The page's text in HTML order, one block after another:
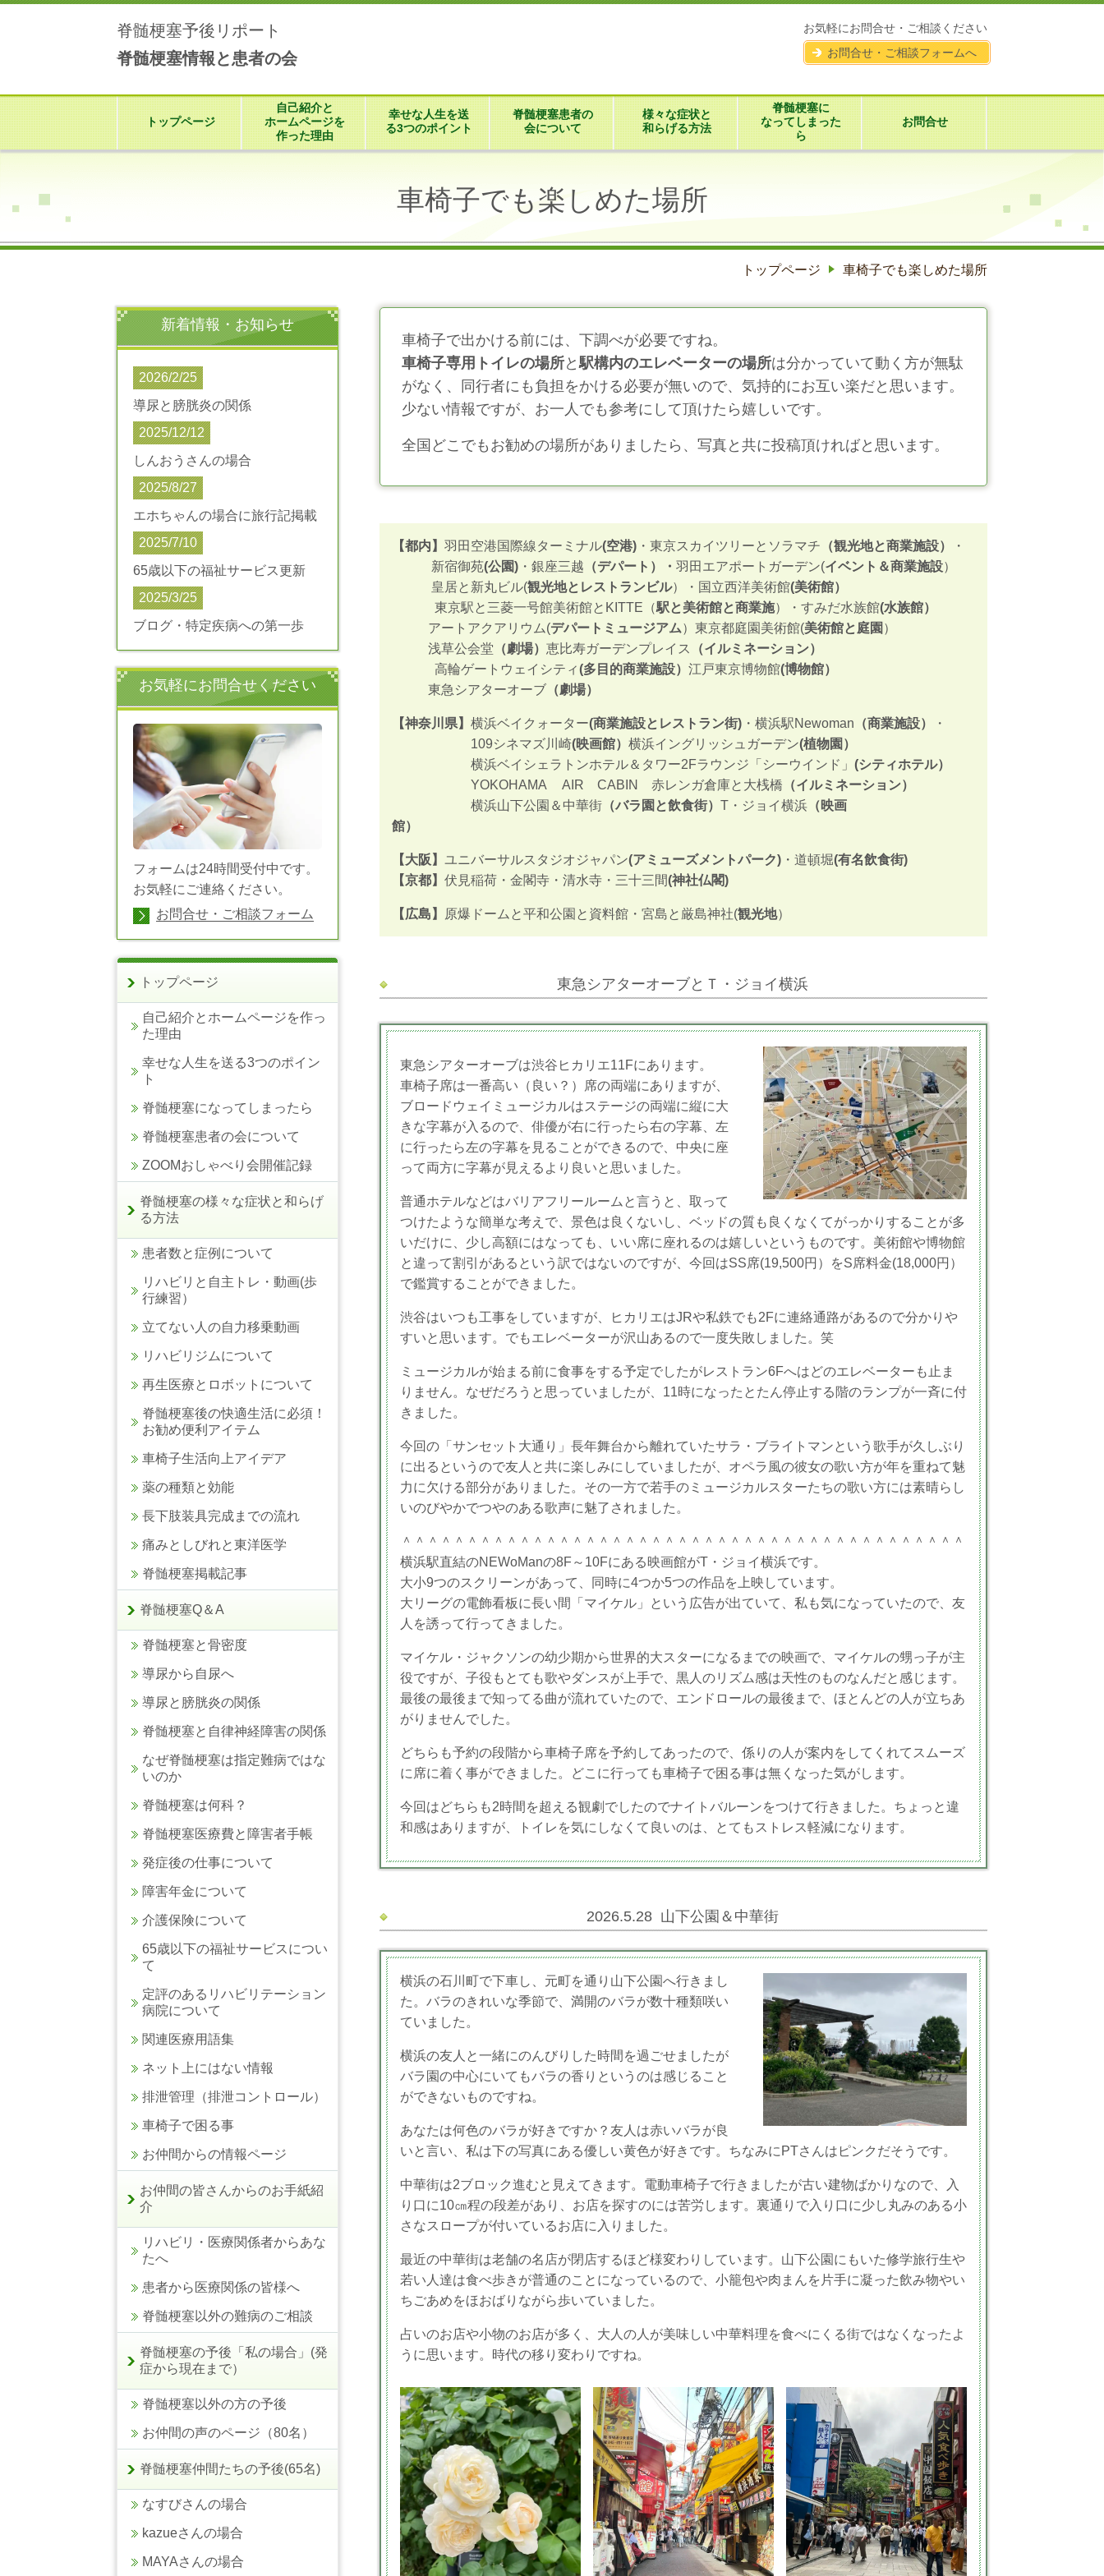
脊髄梗塞予後リポート
脊髄梗塞情報と患者の会
お気軽にお問合せ・ご相談ください
お問合せ・ご相談フォームへ
トップページ
自己紹介と
ホームページを
作った理由
幸せな人生を送
る3つのポイント
脊髄梗塞患者の
会について
様々な症状と
和らげる方法
脊髄梗塞に
なってしまった
ら
お問合せ
車椅子でも楽しめた場所
トップページ 車椅子でも楽しめた場所
車椅子で出かける前には、下調べが必要ですね。
車椅子専用トイレの場所と駅構内のエレベーターの場所は分かっていて動く方が無駄
がなく、同行者にも負担をかける必要が無いので、気持的にお互い楽だと思います。
少ない情報ですが、お一人でも参考にして頂けたら嬉しいです。
全国どこでもお勧めの場所がありましたら、写真と共に投稿頂ければと思います。
【都内】 羽田空港国際線ターミナル(空港) ・東京スカイツリーとソラマチ （観光地と商業施設）
・
新宿御苑(公園) ・銀座三越 （デパート）・ 羽田エアポートガーデン(イベント＆商業施設）
皇居と新丸ビル(観光地とレストランビル）・国立西洋美術館(美術館）
東京駅と三菱一号館美術館とKITTE（駅と美術館と商業施）​・すみだ水族館(水族館）
アートアクアリウム(デパートミュージアム）東京都庭園美術館(美術館と庭園 ）
浅草公会堂 （劇場） 恵比寿ガーデンプレイス
（イルミネーション）
高輪ゲートウェイシティ(多目的商業施設） 江戸東京博物館(博物館）
東急シアターオーブ （劇場）
【神奈川県】 横浜ベイクォーター(商業施設とレストラン街) ・横浜駅Newoman （商業施設）
・
109シネマズ川崎(映画館） 横浜イングリッシュガーデン(植物園）
横浜ベイシェラトンホテル＆タワー2Fラウンジ「シーウインド」 (シティホテル）
YOKOHAMA AIR CABIN 赤レンガ倉庫と大桟橋 （イルミネーション）
横浜山下公園＆中華街 （バラ園と飲食街） T・ジョイ横浜 （映画
館）
【大阪】 ユニバーサルスタジオジャパン(アミューズメントパーク) ・道頓堀(有名飲食街)
【京都】 伏見稲荷・金閣寺・清水寺・三十三間(神社仏閣)
【広島】 原爆ドームと平和公園と資料館・宮島と厳島神社(観光地）
東急シアターオーブとＴ・ジョイ横浜
東急シアターオーブは渋谷ヒカリエ11Fにあります。
車椅子席は一番高い（良い？）席の両端にありますが、
ブロードウェイミュージカルはステージの両端に縦に大
きな字幕が入るので、俳優が右に行ったら右の字幕、左
に行ったら左の字幕を見ることができるので、中央に座
って両方に字幕が見えるより良いと思いました。
普通ホテルなどはバリアフリールームと言うと、取って
つけたような簡単な考えで、景色は良くないし、ベッドの質も良くなくてがっかりすることが多
いだけに、少し高額にはなっても、いい席に座れるのは嬉しいというものです。美術館や博物館
と違って割引があるという訳ではないのですが、今回はSS席(19,500円）をS席料金(18,000円）
で鑑賞することができました。
渋谷はいつも工事をしていますが、ヒカリエはJRや私鉄でも2Fに連絡通路があるので分かりや
すいと思います。でもエレベーターが沢山あるので一度失敗しました。笑
ミュージカルが始まる前に食事をする予定でしたがレストラン6Fへはどのエレベーターも止ま
りません。なぜだろうと思っていましたが、11時になったとたん停止する階のランプが一斉に付
きました。
今回の「サンセット大通り」長年舞台から離れていたサラ・ブライトマンという歌手が久しぶり
に出るというので友人と共に楽しみにしていましたが、オペラ風の彼女の歌い方が年を重ねて魅
力に欠ける部分がありました。その一方で若手のミュージカルスターたちの歌い方には素晴らし
いのびやかでつやのある歌声に魅了されました。
＾＾＾＾＾＾＾＾＾＾＾＾＾＾＾＾＾＾＾＾＾＾＾＾＾＾＾＾＾＾＾＾＾＾＾＾＾＾＾＾＾＾＾
横浜駅直結のNEWoManの8F～10Fにある映画館がT・ジョイ横浜です。
大小9つのスクリーンがあって、同時に4つか5つの作品を上映しています。
大リーグの電飾看板に長い間「マイケル」という広告が出ていて、私も気になっていたので、友
人を誘って行ってきました。
マイケル・ジャクソンの幼少期から世界的大スターになるまでの映画で、マイケルの甥っ子が主
役ですが、子役もとても歌やダンスが上手で、黒人のリズム感は天性のものなんだと感じます。
最後の最後まで知ってる曲が流れていたので、エンドロールの最後まで、ほとんどの人が立ちあ
がりませんでした。
どちらも予約の段階から車椅子席を予約してあったので、係りの人が案内をしてくれてスムーズ
に席に着く事ができました。どこに行っても車椅子で困る事は無くなった気がします。
今回はどちらも2時間を超える観劇でしたのでナイトバルーンをつけて行きました。ちょっと違
和感はありますが、トイレを気にしなくて良いのは、とてもストレス軽減になります。
2026.5.28 山下公園＆中華街
横浜の石川町で下車し、元町を通り山下公園へ行きまし
た。バラのきれいな季節で、満開のバラが数十種類咲い
ていました。
横浜の友人と一緒にのんびりした時間を過ごせましたが
バラ園の中心にいてもバラの香りというのは感じること
ができないものですね。
あなたは何色のバラが好きですか？友人は赤いバラが良
いと言い、私は下の写真にある優しい黄色が好きです。ちなみにPTさんはピンクだそうです。
中華街は2ブロック進むと見えてきます。電動車椅子で行きましたが古い建物ばかりなので、入
り口に10㎝程の段差があり、お店を探すのには苦労します。裏通りで入り口に少し丸みのある小
さなスロープが付いているお店に入りました。
最近の中華街は老舗の名店が閉店するほど様変わりしています。山下公園にもいた修学旅行生や
若い人達は食べ歩きが普通のことになっているので、小籠包や肉まんを片手に凝った飲み物やい
ちごあめをほおばりながら歩いていました。
占いのお店や小物のお店が多く、大人の人が美味しい中華料理を食べにくる街ではなくなったよ
うに思います。時代の移り変わりですね。
新着情報・お知らせ
2026/2/25
導尿と膀胱炎の関係
2025/12/12
しんおうさんの場合
2025/8/27
エホちゃんの場合に旅行記掲載
2025/7/10
65歳以下の福祉サービス更新
2025/3/25
ブログ・特定疾病への第一歩
お気軽にお問合せください
フォームは24時間受付中です。
お気軽にご連絡ください。
お問合せ・ご相談フォーム
トップページ
自己紹介とホームページを作っ
た理由
幸せな人生を送る3つのポイン
ト
脊髄梗塞になってしまったら
脊髄梗塞患者の会について
ZOOMおしゃべり会開催記録
脊髄梗塞の様々な症状と和らげ
る方法
患者数と症例について
リハビリと自主トレ・動画(歩
行練習）
立てない人の自力移乗動画
リハビリジムについて
再生医療とロボットについて
脊髄梗塞後の快適生活に必須！
お勧め便利アイテム
車椅子生活向上アイデア
薬の種類と効能
長下肢装具完成までの流れ
痛みとしびれと東洋医学
脊髄梗塞掲載記事
脊髄梗塞Q＆A
脊髄梗塞と骨密度
導尿から自尿へ
導尿と膀胱炎の関係
脊髄梗塞と自律神経障害の関係
なぜ脊髄梗塞は指定難病ではな
いのか
脊髄梗塞は何科？
脊髄梗塞医療費と障害者手帳
発症後の仕事について
障害年金について
介護保険について
65歳以下の福祉サービスについ
て
定評のあるリハビリテーション
病院について
関連医療用語集
ネット上にはない情報
排泄管理（排泄コントロール）
車椅子で困る事
お仲間からの情報ページ
お仲間の皆さんからのお手紙紹
介
リハビリ・医療関係者からあな
たへ
患者から医療関係の皆様へ
脊髄梗塞以外の難病のご相談
脊髄梗塞の予後「私の場合」(発
症から現在まで）
脊髄梗塞以外の方の予後
お仲間の声のページ（80名）
脊髄梗塞仲間たちの予後(65名)
なすびさんの場合
kazueさんの場合
MAYAさんの場合